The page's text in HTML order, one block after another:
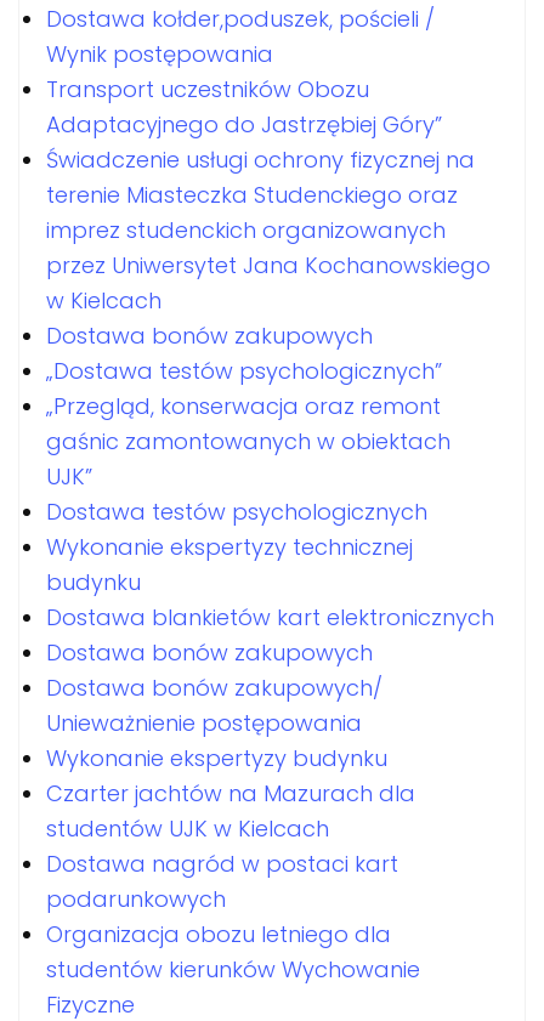
Dostawa kołder,poduszek, pościeli /
Wynik postępowania
Transport uczestników Obozu
Adaptacyjnego do Jastrzębiej Góry”
Świadczenie usługi ochrony fizycznej na
terenie Miasteczka Studenckiego oraz
imprez studenckich organizowanych
przez Uniwersytet Jana Kochanowskiego
w Kielcach
Dostawa bonów zakupowych
„Dostawa testów psychologicznych”
„Przegląd, konserwacja oraz remont
gaśnic zamontowanych w obiektach
UJK”
Dostawa testów psychologicznych
Wykonanie ekspertyzy technicznej
budynku
Dostawa blankietów kart elektronicznych
Dostawa bonów zakupowych
Dostawa bonów zakupowych/
Unieważnienie postępowania
Wykonanie ekspertyzy budynku
Czarter jachtów na Mazurach dla
studentów UJK w Kielcach
Dostawa nagród w postaci kart
podarunkowych
Organizacja obozu letniego dla
studentów kierunków Wychowanie
Fizyczne